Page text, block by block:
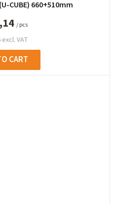
CUBE) 660+510mm
VAT
/ pcs
CART